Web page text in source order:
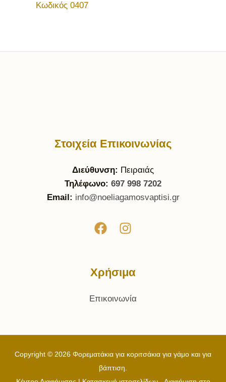
Κωδικός 0407
Στοιχεία Επικοινωνίας
Διεύθυνση: Πειραιάς
Τηλέφωνο: 697 998 7202
Email: info@noeliagamosvaptisi.gr
Χρήσιμα
Επικοινωνία
Copyright © 2026 Φορεματάκια για κοριτσάκια για γάμο και για
βάπτιση.